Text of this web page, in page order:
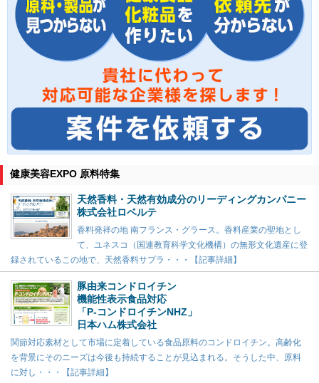
健康美容EXPO 原料特集
天然香料・天然有効成分のリーディングカンパニー
株式会社ロベルテ
香料発祥の地 南フランス・グラース。香料産業の聖地とし
て、ユネスコ（国連教育科学文化機構）の無形文化遺産に登
録されているこの地で、天然香料サプラ・・・【記事詳細】
豚由来コンドロイチン
機能性表示食品対応
「P-コンドロイチンNHZ」
日本ハム株式会社
関節対応素材として市場に定着している食品原料のコンドロイチン。高齢化
を背景にそのニーズは今後も持続することが見込まれる。そうした中、原料
に対し・・・【記事詳細】